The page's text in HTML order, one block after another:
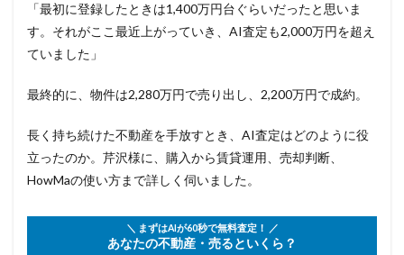
「最初に登録したときは1,400万円台ぐらいだったと思いま
す。それがここ最近上がっていき、AI査定も2,000万円を超え
ていました」
最終的に、物件は2,280万円で売り出し、2,200万円で成約。
長く持ち続けた不動産を手放すとき、AI査定はどのように役
立ったのか。芹沢様に、購入から賃貸運用、売却判断、
HowMaの使い方まで詳しく伺いました。
＼ まずはAIが60秒で無料査定！ ／
あなたの不動産・売るといくら？